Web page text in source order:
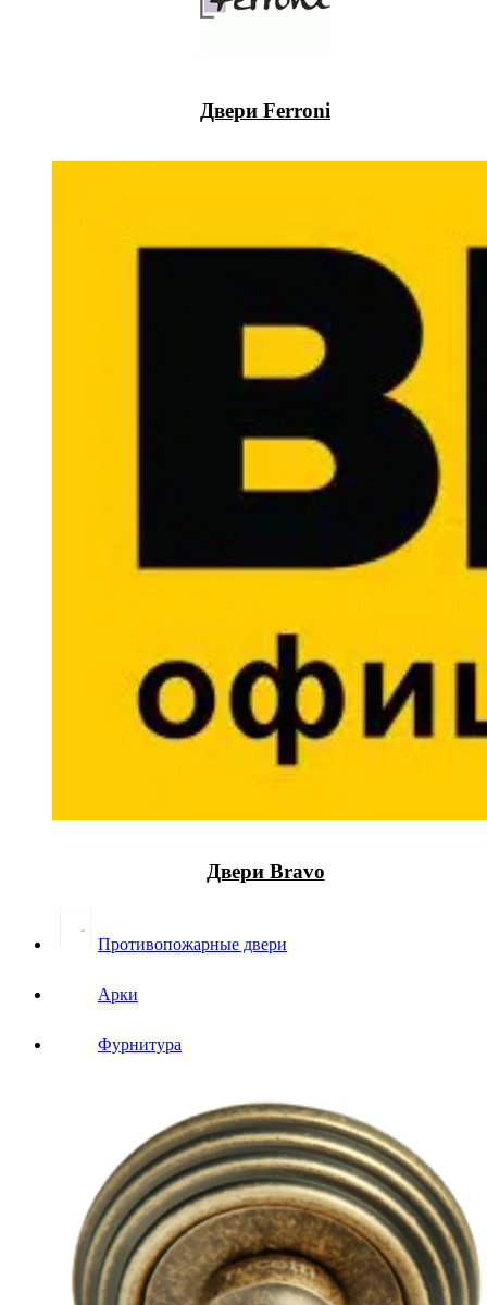
Двери Ferroni
Двери Bravo
Противопожарные двери
Арки
Фурнитура